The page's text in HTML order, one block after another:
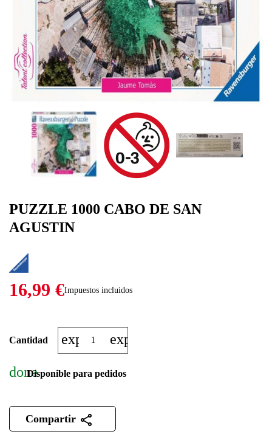
PUZZLE 1000 CABO DE SAN
AGUSTIN
16,99 €Impuestos incluidos
Cantidad expand_moreexpand_less
doneDisponible para pedidos
Compartir